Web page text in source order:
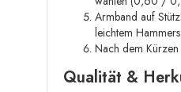
Armband auf
leichtem
Nach dem Kürzen
Qualität &